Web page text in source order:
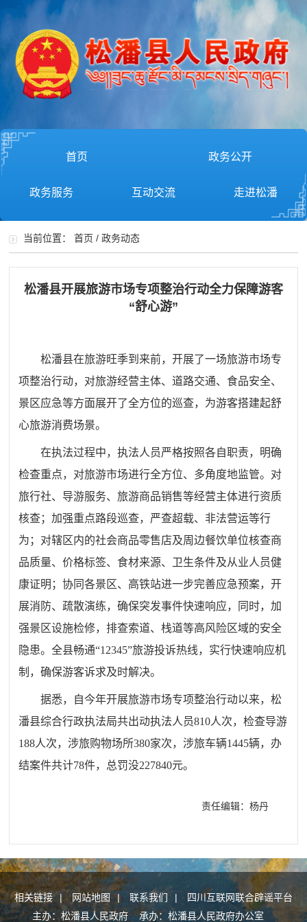
首页 政务公开
政务服务 互动交流 走进松潘
当前位置：首页 /政务动态
松潘县开展旅游市场专项整治行动全力保障游客
“舒心游”
松潘县在旅游旺季到来前，开展了一场旅游市场专
项整治行动，对旅游经营主体、道路交通、食品安全、
景区应急等方面展开了全方位的巡查，为游客搭建起舒
心旅游消费场景。
在执法过程中，执法人员严格按照各自职责，明确
检查重点，对旅游市场进行全方位、多角度地监管。对
旅行社、导游服务、旅游商品销售等经营主体进行资质
核查；加强重点路段巡查，严查超载、非法营运等行
为；对辖区内的社会商品零售店及周边餐饮单位核查商
品质量、价格标签、食材来源、卫生条件及从业人员健
康证明；协同各景区、高铁站进一步完善应急预案，开
展消防、疏散演练，确保突发事件快速响应，同时，加
强景区设施检修，排查索道、栈道等高风险区域的安全
隐患。全县畅通“12345”旅游投诉热线，实行快速响应机
制，确保游客诉求及时解决。
据悉，自今年开展旅游市场专项整治行动以来，松
潘县综合行政执法局共出动执法人员810人次，检查导游
188人次，涉旅购物场所380家次，涉旅车辆1445辆，办
结案件共计78件，总罚没227840元。
责任编辑：杨丹
相关链接 | 网站地图 | 联系我们 |
四川互联网联合辟谣平台
主办：松潘县人民政府 承办：松潘县人民政府办公室